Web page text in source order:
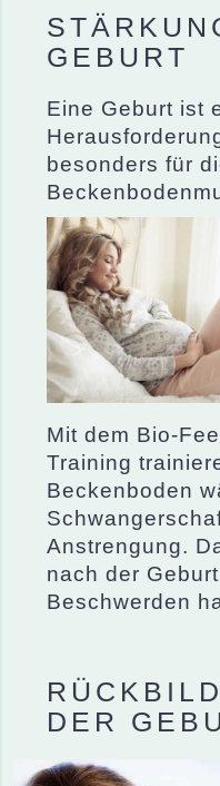
GEBURT
Eine Geburt ist
besonders für
Mit dem Bio-
Training
Beckenboden
Anstrengung.
nach der
Beschwerden
DER